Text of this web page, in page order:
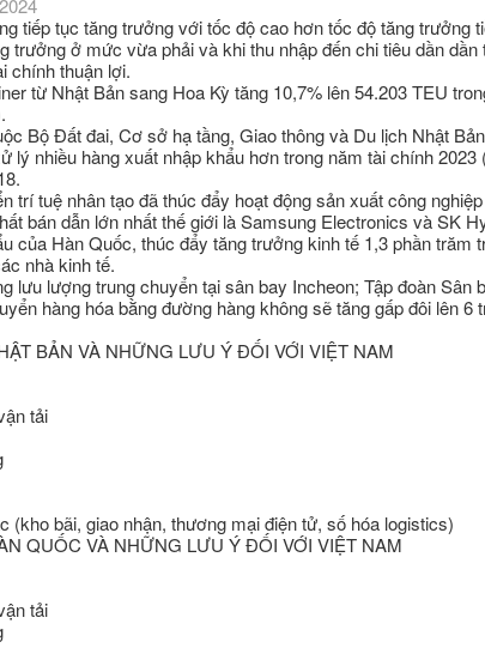
tiếp tục tăng trưởng với tốc độ cao hơn tốc độ tăng trưởng
trưởng ở mức vừa phải và khi thu nhập đến chi tiêu dần dần
chính thuận lợi.
từ Nhật Bản sang Hoa Kỳ tăng 10,7% lên 54.203 TEU
Bộ Đất đai, Cơ sở hạ tầng, Giao thông và Du lịch Nhật
lý nhiều hàng xuất nhập khẩu hơn trong năm tài chính 2023
trí tuệ nhân tạo đã thúc đẩy hoạt động sản xuất công
bán dẫn lớn nhất thế giới là Samsung Electronics và SK
của Hàn Quốc, thúc đẩy tăng trưởng kinh tế 1,3 phần trăm
nhà kinh tế.
lưu lượng trung chuyển tại sân bay Incheon; Tập đoàn Sân
hàng hóa bằng đường hàng không sẽ tăng gấp đôi lên 6
BẢN VÀ NHỮNG LƯU Ý ĐỐI VỚI VIỆT NAM
tải
(kho bãi, giao nhận, thương mại điện tử, số hóa logistics)
QUỐC VÀ NHỮNG LƯU Ý ĐỐI VỚI VIỆT NAM
tải